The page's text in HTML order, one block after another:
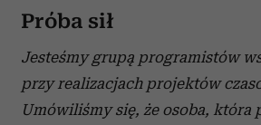
Próba sił
Jesteśmy grupą programistów
przy realizacjach projektów
Umówiliśmy się, że osoba, która